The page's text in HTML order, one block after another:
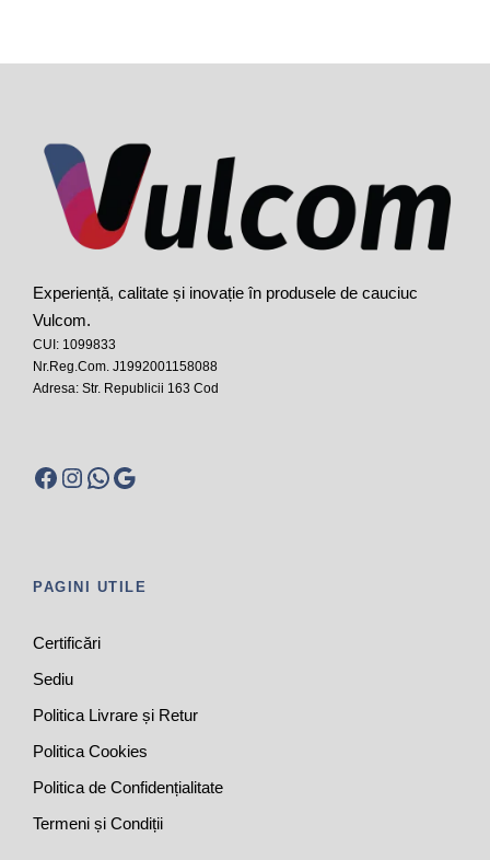
Experiență, calitate și inovație în produsele de cauciuc
Vulcom.
CUI: 1099833
Nr.Reg.Com. J1992001158088
Adresa: Str. Republicii 163 Cod
Facebook Instagram WhatsApp Google
PAGINI UTILE
Certificări
Sediu
Politica Livrare și Retur
Politica Cookies
Politica de Confidențialitate
Termeni și Condiții